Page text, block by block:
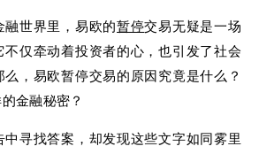
融世界里，易欧的暂停交易无疑是一场
不仅牵动着投资者的心，也引发了社会
，易欧暂停交易的原因究竟是什么？
金融秘密？
寻找答案，却发现这些文字如同雾里